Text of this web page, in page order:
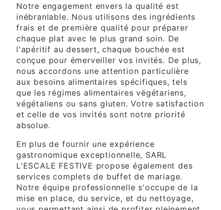
Notre engagement envers la qualité est
inébranlable. Nous utilisons des ingrédients
frais et de première qualité pour préparer
chaque plat avec le plus grand soin. De
l'apéritif au dessert, chaque bouchée est
conçue pour émerveiller vos invités. De plus,
nous accordons une attention particulière
aux besoins alimentaires spécifiques, tels
que les régimes alimentaires végétariens,
végétaliens ou sans gluten. Votre satisfaction
et celle de vos invités sont notre priorité
absolue.
En plus de fournir une expérience
gastronomique exceptionnelle, SARL
L'ESCALE FESTIVE propose également des
services complets de buffet de mariage.
Notre équipe professionnelle s'occupe de la
mise en place, du service, et du nettoyage,